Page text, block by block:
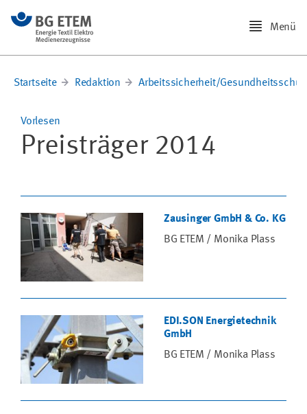
Menü
Startseite Redaktion Arbeitssicherheit/
Vorlesen
Preisträger 2014
Zausinger GmbH & Co. KG
BG ETEM / Monika Plass
EDI.SON Energietechnik
GmbH
BG ETEM / Monika Plass